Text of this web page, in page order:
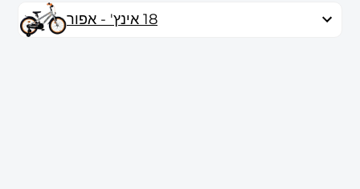
18 אינץ' - אפור